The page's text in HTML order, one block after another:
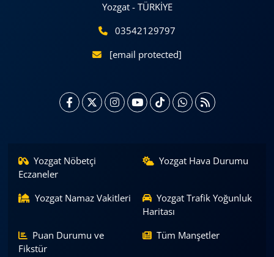
Yozgat - TÜRKİYE
03542129797
[email protected]
Yozgat Nöbetçi
Eczaneler
Yozgat Hava Durumu
Yozgat Namaz Vakitleri
Yozgat Trafik Yoğunluk
Haritası
Puan Durumu ve
Fikstür
Tüm Manşetler